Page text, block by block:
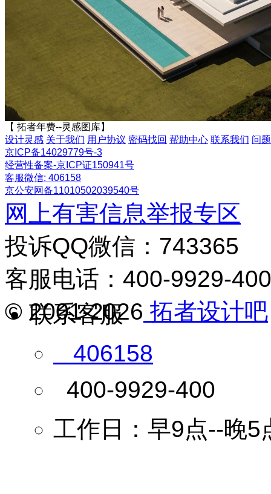
【 拓者年费--灵感图库】
设计灵感 关于我们 用户协议 密码找回 帮助中心 联系我们 问
京ICP备14029779号-3
经营性备案-京ICP证150941号
客服微信: 406158
京公安网备11010502039540号
网上有害信息举报专区
投诉QQ微信：743365
客服电话：400-9929-400
© 2001-2026 拓者设计吧
联系客服
406158
400-9929-400
工作日：早9点--晚5